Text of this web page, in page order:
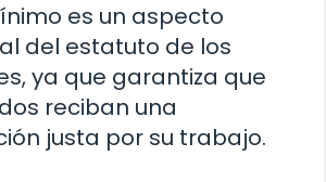
es un aspecto
del estatuto de los
ya que garantiza que
reciban una
justa por su trabajo.